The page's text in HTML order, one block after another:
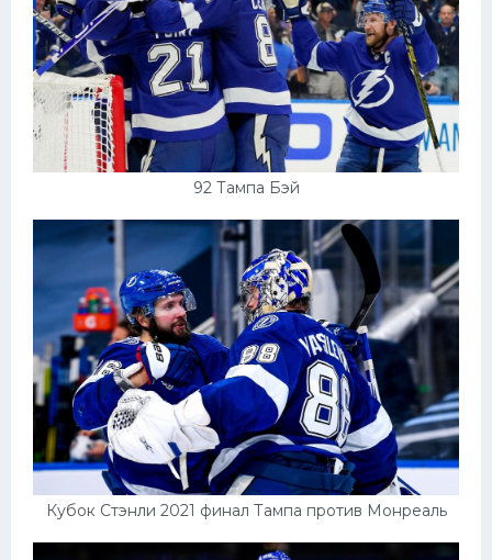
92 Тампа Бэй
Кубок Стэнли 2021 финал Тампа против Монреаль